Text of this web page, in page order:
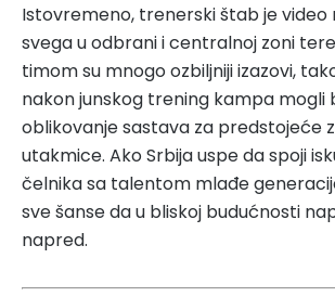
Istovremeno, trenerski štab je video
svega u odbrani i centralnoj zoni
timom su mnogo ozbiljniji izazovi,
nakon junskog trening kampa mogli
oblikovanje sastava za predstojeće
utakmice. Ako Srbija uspe da spoji
čelnika sa talentom mlađe
sve šanse da u bliskoj budućnosti
napred.